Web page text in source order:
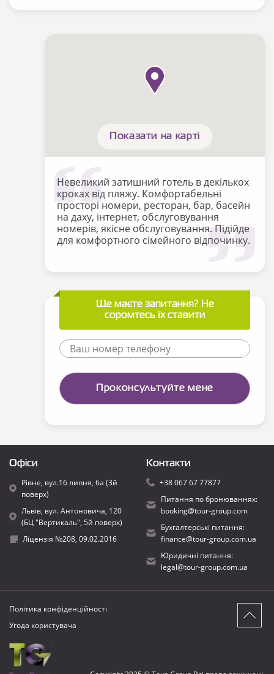
Показати на карті
Невеликий затишний готель в декількох
кроках від пляжу. Комфортабельні
просторі номери, ресторан, бар, басейн
на даху, інтернет, обслуговування
номерів, якісне обслуговування. Підійде
для комфортного сімейного відпочинку.
Ще маєте запитання? Не
соромтесь їх ставити
Офіси
Рівне, вул.16 липня, 6а (3й
поверх)
Львів, вул. Антоновича, 120
(БЦ "Вертикаль", 5й поверх)
Ліцензія №208, 09.02.2016
Контакти
+38 067 67 77877
Питання по бронюваннях:
booking@tour-group.com
Бухгалтерські питання:
finance@tour-group.com.ua
Юридичні питання:
legal@tour-group.com.ua
Політика конфіденційності
Угода користувача